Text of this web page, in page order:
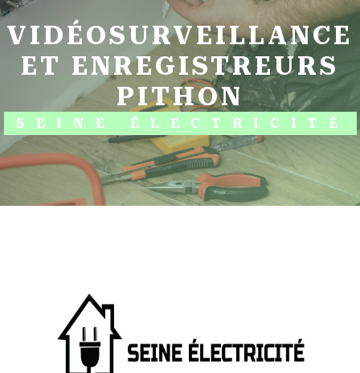
VIDÉOSURVEILLANCE
ET ENREGISTREURS
PITHON
SEINE ÉLECTRICITÉ